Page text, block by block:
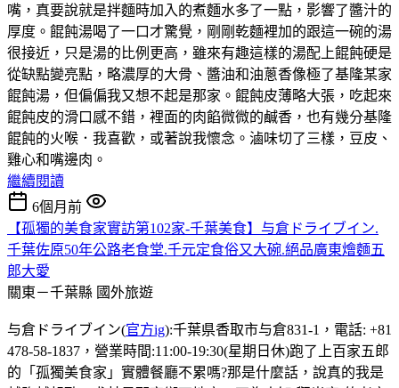
嘴，真要說就是拌麵時加入的煮麵水多了一點，影響了醬汁的
厚度。餛飩湯喝了一口才驚覺，剛剛乾麵裡加的跟這一碗的湯
很接近，只是湯的比例更高，雖來有趣這樣的湯配上餛飩硬是
從缺點變亮點，略濃厚的大骨、醬油和油蔥香像極了基隆某家
餛飩湯，但偏偏我又想不起是那家。餛飩皮薄略大張，吃起來
餛飩皮的滑口感不錯，裡面的肉餡微微的鹹香，也有幾分基隆
餛飩的火喉．我喜歡，或著說我懷念。滷味切了三樣，豆皮、
雞心和嘴邊肉。
繼續閱讀
6個月前
【孤獨的美食家實訪第102家-千葉美食】与倉ドライブイン.
千葉佐原50年公路老食堂.千元定食俗又大碗.絕品廣東燴麵五
郎大愛
關東－千葉縣 國外旅遊
与倉ドライブイン(官方ig):千葉県香取市与倉831-1，電話: +81
478-58-1837，營業時間:11:00-19:30(星期日休)跑了上百家五郎
的「孤獨美食家」實體餐廳不累嗎?那是什麼話，說真的我是